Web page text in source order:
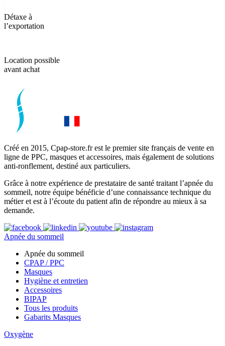
Détaxe à
l’exportation
Location possible
avant achat
Créé en 2015, Cpap-store.fr est le premier site français de vente en
ligne de PPC, masques et accessoires, mais également de solutions
anti-ronflement, destiné aux particuliers.
Grâce à notre expérience de prestataire de santé traitant l’apnée du
sommeil, notre équipe bénéficie d’une connaissance technique du
métier et est à l’écoute du patient afin de répondre au mieux à sa
demande.
Apnée du sommeil
Apnée du sommeil
CPAP / PPC
Masques
Hygiène et entretien
Accessoires
BIPAP
Tous les produits
Gabarits Masques
Oxygène